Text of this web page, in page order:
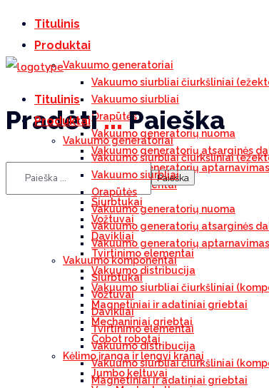
Titulinis
Produktai
Vakuumo generatoriai
Vakuumo siurbliai čiurkšliniai
Vakuumo siurbliai
Orapūtės
Vakuumo generatorių nuoma
Vakuumo generatorių atsarginės
Vakuumo generatorių aptarnavimas
Vakuumo komponentai
Siurbtukai
Vožtuvai
Davikliai
Tvirtinimo elementai
Vakuumo distribucija
Vakuumo siurbliai čiurkšliniai
Magnetiniai ir adatiniai griebtai
Mechaniniai griebtai
Cobot robotai
Kėlimo įranga ir lengvi kranai
Jumbo keltuvai
Pradėti...Paieška
Titulinis
Produktai
Vakuumo generatoriai
Vakuumo siurbliai čiurkšliniai
Vakuumo siurbliai
Orapūtės
Vakuumo generatorių nuoma
Vakuumo generatorių atsarginės
Vakuumo generatorių aptarnavimas
Vakuumo komponentai
Siurbtukai
Vožtuvai
Davikliai
Tvirtinimo elementai
Vakuumo distribucija
Vakuumo siurbliai čiurkšliniai
Magnetiniai ir adatiniai griebtai